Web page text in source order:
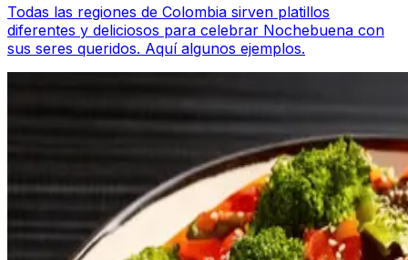
Todas las regiones de Colombia sirven platillos
diferentes y deliciosos para celebrar Nochebuena con
sus seres queridos. Aquí algunos ejemplos.